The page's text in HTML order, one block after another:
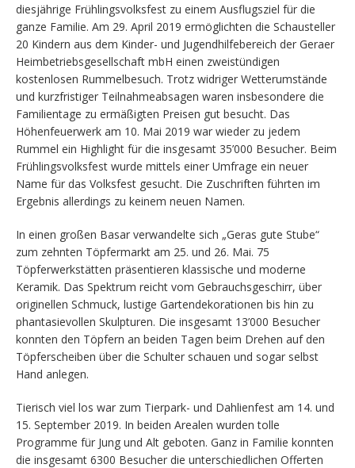
diesjährige Frühlingsvolksfest zu einem Ausflugsziel für die
ganze Familie. Am 29. April 2019 ermöglichten die Schausteller
20 Kindern aus dem Kinder- und Jugendhilfebereich der Geraer
Heimbetriebsgesellschaft mbH einen zweistündigen
kostenlosen Rummelbesuch. Trotz widriger Wetterumstände
und kurzfristiger Teilnahmeabsagen waren insbesondere die
Familientage zu ermäßigten Preisen gut besucht. Das
Höhenfeuerwerk am 10. Mai 2019 war wieder zu jedem
Rummel ein Highlight für die insgesamt 35’000 Besucher. Beim
Frühlingsvolksfest wurde mittels einer Umfrage ein neuer
Name für das Volksfest gesucht. Die Zuschriften führten im
Ergebnis allerdings zu keinem neuen Namen.
In einen großen Basar verwandelte sich „Geras gute Stube“
zum zehnten Töpfermarkt am 25. und 26. Mai. 75
Töpferwerkstätten präsentieren klassische und moderne
Keramik. Das Spektrum reicht vom Gebrauchsgeschirr, über
originellen Schmuck, lustige Gartendekorationen bis hin zu
phantasievollen Skulpturen. Die insgesamt 13’000 Besucher
konnten den Töpfern an beiden Tagen beim Drehen auf den
Töpferscheiben über die Schulter schauen und sogar selbst
Hand anlegen.
Tierisch viel los war zum Tierpark- und Dahlienfest am 14. und
15. September 2019. In beiden Arealen wurden tolle
Programme für Jung und Alt geboten. Ganz in Familie konnten
die insgesamt 6300 Besucher die unterschiedlichen Offerten